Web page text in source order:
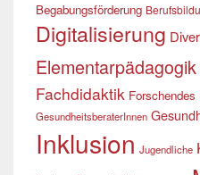
Begabungsförderung
Digitalisierung
Elementarpädagogik
Fachdidaktik Forschendes
GesundheitsberaterInnen
Inklusion Jugendliche